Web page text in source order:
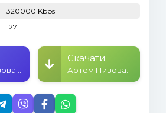
320000 Kbps
127
Скачати